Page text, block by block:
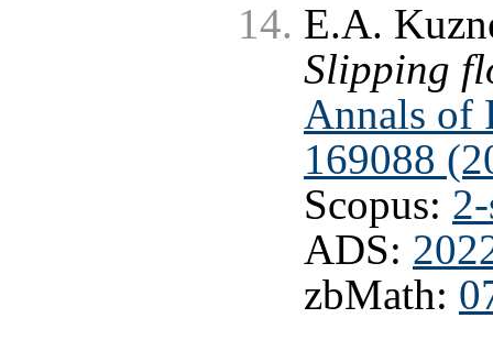
E.A.
Slipping
Annals of
169088
Scopus:
ADS:
zbMath: